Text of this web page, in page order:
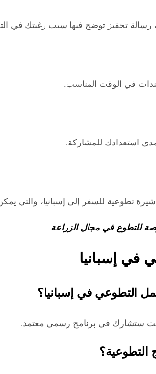
رسالة تحفيز توضح فيها سبب رغبتك في
في الوقت المناسب.
مدى استعدادك للمشاركة.
تطوعية للسفر إلى إسبانيا، والتي
للتطوع في مجال الزراعة
في إسبانيا
ستشارك في برنامج رسمي معتمد.